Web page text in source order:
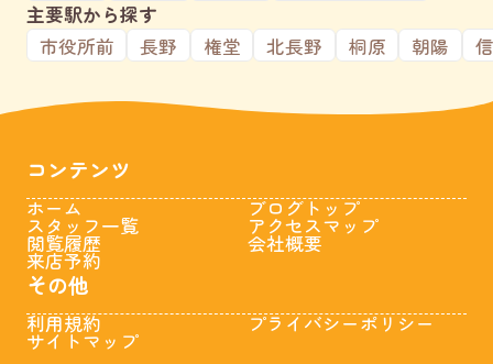
主要駅から探す
市役所前
長野 権堂 北長野 桐原 朝陽
コンテンツ
ホーム
スタッフ一覧
閲覧履歴
来店予約
ブログトップ
アクセスマップ
会社概要
その他
利用規約
サイトマップ
プライバシーポリシー